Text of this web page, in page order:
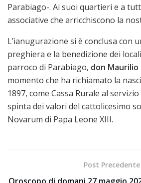
Parabiago-. Ai suoi quartieri e a
associative che arricchiscono la
L’ianugurazione si è conclusa con
preghiera e la benedizione dei
parroco di Parabiago, don Maurilio
momento che ha richiamato la
1897, come Cassa Rurale al
spinta dei valori del cattolicesimo
Novarum di Papa Leone XIII.
Post Precedente